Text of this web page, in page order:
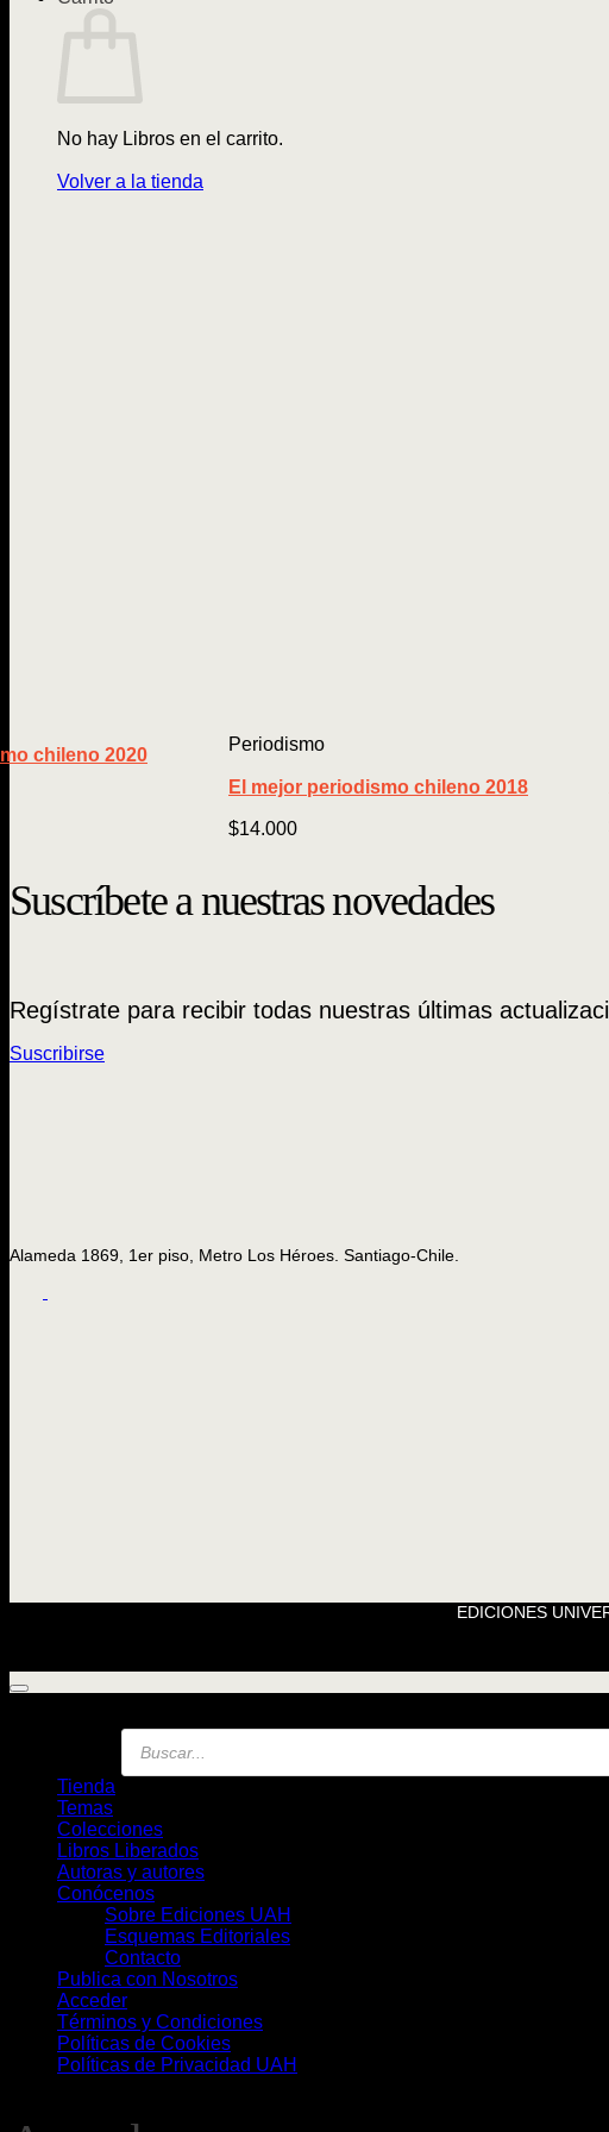
No hay Libros en el carrito.
Volver a la tienda
chileno 2020
Periodismo
El mejor periodismo chileno 2018
$14.000
Suscríbete a nuestras novedades
Regístrate para recibir todas nuestras últimas
Suscribirse
Alameda 1869, 1er piso, Metro Los Héroes. Santiago-Chile.
EDICIONES
Búsqueda
de
Libros
Tienda
Temas
Colecciones
Libros Liberados
Autoras y autores
Conócenos
Sobre Ediciones UAH
Esquemas Editoriales
Contacto
Publica con Nosotros
Acceder
Términos y Condiciones
Políticas de Cookies
Políticas de Privacidad UAH